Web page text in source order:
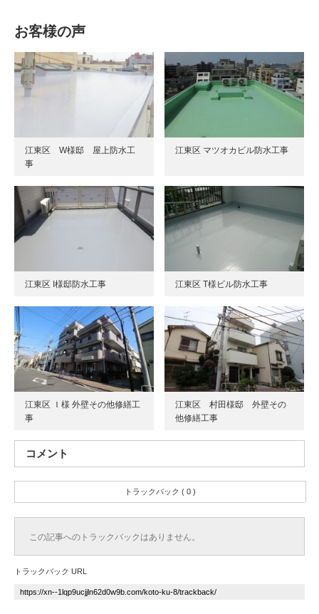
お客様の声
江東区 W様邸 屋上防水工
事
江東区 マツオカビル防水工事
江東区 I様邸防水工事 江東区 T様ビル防水工事
江東区 Ｉ様 外壁その他修繕工
事
江東区 村田様邸 外壁その
他修繕工事
コメント
トラックバック ( 0 )
この記事へのトラックバックはありません。
トラックバック URL